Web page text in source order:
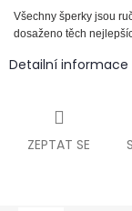
Všechny šperky jsou
dosaženo těch
Detailní informace
ZEPTAT SE